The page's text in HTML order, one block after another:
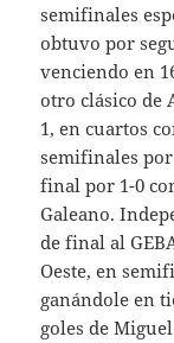
semifinales
obtuvo por
venciendo en
otro clásico de
1, en cuartos
semifinales por
final por 1-0
Galeano.
de final al
Oeste, en
ganándole en
goles de